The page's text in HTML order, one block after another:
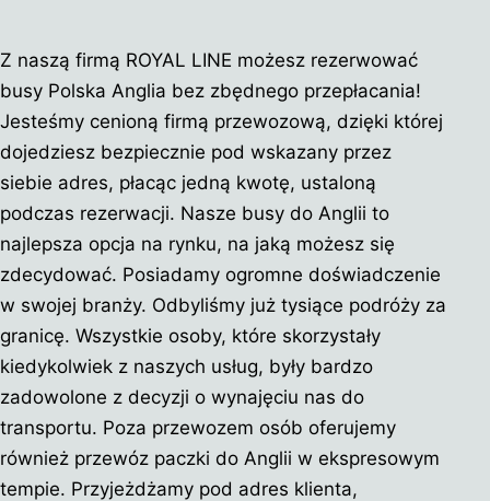
Z naszą firmą ROYAL LINE możesz rezerwować
busy Polska Anglia bez zbędnego przepłacania!
Jesteśmy cenioną firmą przewozową, dzięki której
dojedziesz bezpiecznie pod wskazany przez
siebie adres, płacąc jedną kwotę, ustaloną
podczas rezerwacji. Nasze busy do Anglii to
najlepsza opcja na rynku, na jaką możesz się
zdecydować. Posiadamy ogromne doświadczenie
w swojej branży. Odbyliśmy już tysiące podróży za
granicę. Wszystkie osoby, które skorzystały
kiedykolwiek z naszych usług, były bardzo
zadowolone z decyzji o wynajęciu nas do
transportu. Poza przewozem osób oferujemy
również przewóz paczki do Anglii w ekspresowym
tempie. Przyjeżdżamy pod adres klienta,